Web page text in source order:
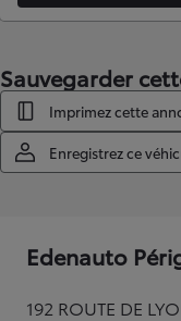
Sauvegarder
Imprimez cette
Enregistrez ce
Edenauto
192 ROUTE DE